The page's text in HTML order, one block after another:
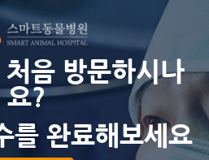
음 방문하시나
요?
를 완료해보세요